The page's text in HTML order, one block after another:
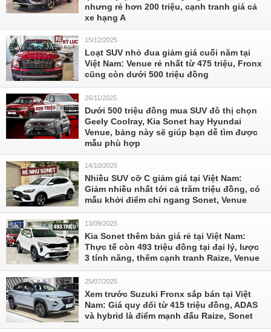
nhưng rẻ hơn 200 triệu, cạnh tranh giá cả
xe hạng A
15/12/2025
Loạt SUV nhỏ đua giảm giá cuối năm tại
Việt Nam: Venue rẻ nhất từ 475 triệu, Fronx
cũng còn dưới 500 triệu đồng
26/11/2025
Dưới 500 triệu đồng mua SUV đô thị chọn
Geely Coolray, Kia Sonet hay Hyundai
Venue, bảng này sẽ giúp bạn dễ tìm được
mẫu phù hợp
14/10/2025
Nhiều SUV cỡ C giảm giá tại Việt Nam:
Giảm nhiều nhất tới cả trăm triệu đồng, có
mẫu khởi điểm chỉ ngang Sonet, Venue
13/09/2025
Kia Sonet thêm bản giá rẻ tại Việt Nam:
Thực tế còn 493 triệu đồng tại đại lý, lược
3 tính năng, thêm cạnh tranh Raize, Venue
25/07/2025
Xem trước Suzuki Fronx sắp bán tại Việt
Nam: Giá quy đổi từ 415 triệu đồng, ADAS
và hybrid là điểm mạnh đấu Raize, Sonet